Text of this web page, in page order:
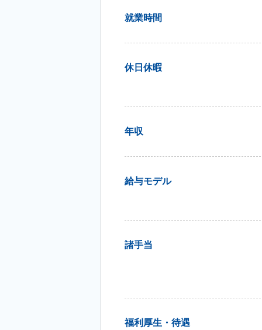
就業時間
休日休暇
年収
給与モデル
諸手当
福利厚生・待遇